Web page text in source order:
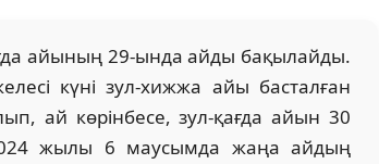
айының 29-ында айды бақылайды.
күні зул-хижжа айы басталған
ай көрінбесе, зул-қағда айын 30
жылы 6 маусымда жаңа айдың